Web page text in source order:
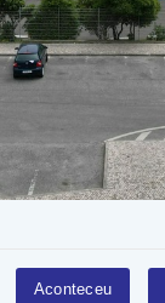
Aconteceu